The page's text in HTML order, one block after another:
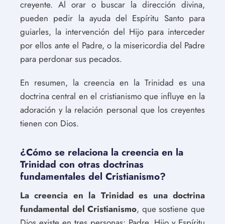
creyente. Al orar o buscar la dirección divina,
pueden pedir la ayuda del Espíritu Santo para
guiarles, la intervención del Hijo para interceder
por ellos ante el Padre, o la misericordia del Padre
para perdonar sus pecados.
En resumen, la creencia en la Trinidad es una
doctrina central en el cristianismo que influye en la
adoración y la relación personal que los creyentes
tienen con Dios.
¿Cómo se relaciona la creencia en la
Trinidad con otras doctrinas
fundamentales del Cristianismo?
La creencia en la Trinidad es una doctrina
fundamental del Cristianismo, que sostiene que